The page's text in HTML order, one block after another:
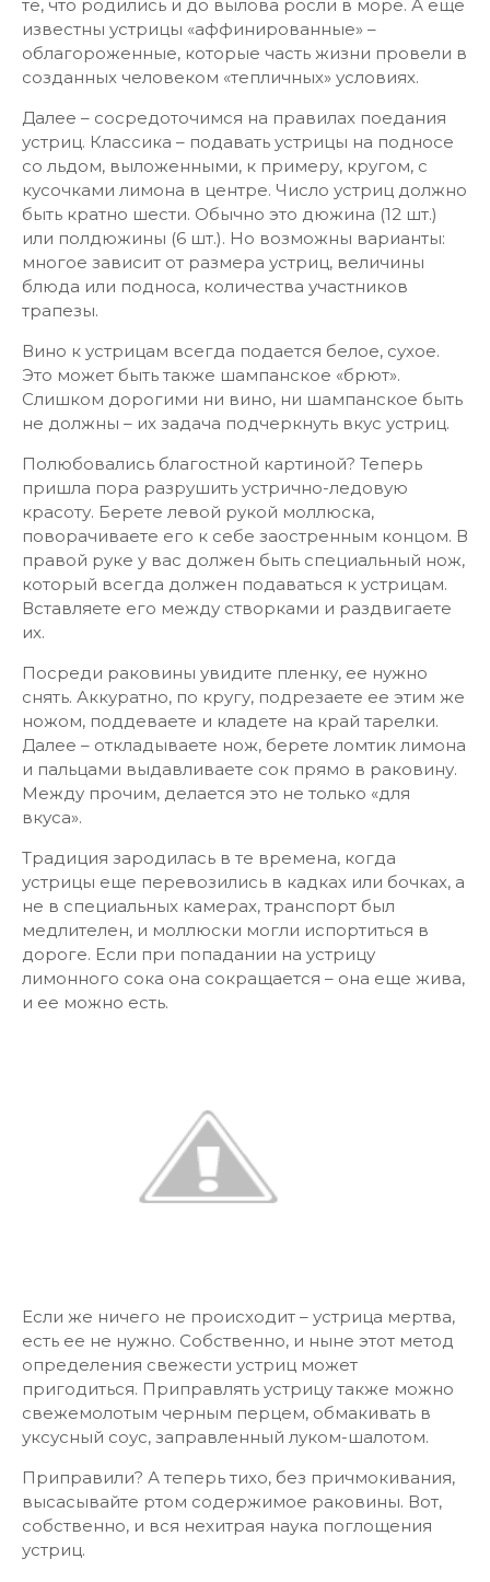
те, что родились и до вылова росли в море. А еще
известны устрицы «аффинированные» –
облагороженные, которые часть жизни провели в
созданных человеком «тепличных» условиях.
Далее – сосредоточимся на правилах поедания
устриц. Классика – подавать устрицы на подносе
со льдом, выложенными, к примеру, кругом, с
кусочками лимона в центре. Число устриц должно
быть кратно шести. Обычно это дюжина (12 шт.)
или полдюжины (6 шт.). Но возможны варианты:
многое зависит от размера устриц, величины
блюда или подноса, количества участников
трапезы.
Вино к устрицам всегда подается белое, сухое.
Это может быть также шампанское «брют».
Слишком дорогими ни вино, ни шампанское быть
не должны – их задача подчеркнуть вкус устриц.
Полюбовались благостной картиной? Теперь
пришла пора разрушить устрично-ледовую
красоту. Берете левой рукой моллюска,
поворачиваете его к себе заостренным концом. В
правой руке у вас должен быть специальный нож,
который всегда должен подаваться к устрицам.
Вставляете его между створками и раздвигаете
их.
Посреди раковины увидите пленку, ее нужно
снять. Аккуратно, по кругу, подрезаете ее этим же
ножом, поддеваете и кладете на край тарелки.
Далее – откладываете нож, берете ломтик лимона
и пальцами выдавливаете сок прямо в раковину.
Между прочим, делается это не только «для
вкуса».
Традиция зародилась в те времена, когда
устрицы еще перевозились в кадках или бочках, а
не в специальных камерах, транспорт был
медлителен, и моллюски могли испортиться в
дороге. Если при попадании на устрицу
лимонного сока она сокращается – она еще жива,
и ее можно есть.
Если же ничего не происходит – устрица мертва,
есть ее не нужно. Собственно, и ныне этот метод
определения свежести устриц может
пригодиться. Приправлять устрицу также можно
свежемолотым черным перцем, обмакивать в
уксусный соус, заправленный луком-шалотом.
Приправили? А теперь тихо, без причмокивания,
высасывайте ртом содержимое раковины. Вот,
собственно, и вся нехитрая наука поглощения
устриц.